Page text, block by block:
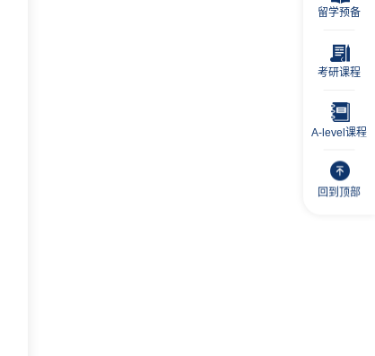
留学预备
考研课程
A-level课程
回到顶部